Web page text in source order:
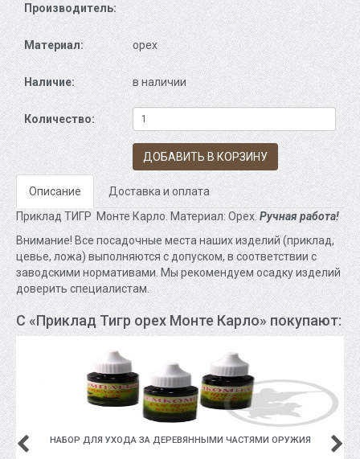
Производитель:
Материал: орех
Наличие: в наличии
Количество:
ДОБАВИТЬ В КОРЗИНУ
Описание
Доставка и оплата
Приклад ТИГР Монте Карло. Материал: Орех.Ручная работа!
Внимание! Все посадочные места наших изделий (приклад,
цевье, ложа) выполняются с допуском, в соответствии с
заводскими нормативами. Мы рекомендуем осадку изделий
доверить специалистам.
С «Приклад Тигр орех Монте Карло» покупают:
НАБОР ДЛЯ УХОДА ЗА ДЕРЕВЯННЫМИ ЧАСТЯМИ ОРУЖИЯ